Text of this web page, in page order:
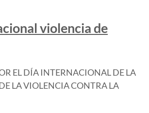
violencia de
EL DÍA INTERNACIONAL DE LA
LA VIOLENCIA CONTRA LA